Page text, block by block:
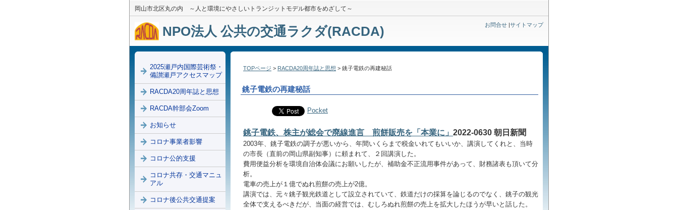
岡山市北区丸の内 ～人と環境にやさしいトランジットモデル都市をめざして～
NPO法人 公共の交通ラクダ(RACDA) お問合せ |サイトマップ
TOPページ > RACDA20周年誌と思想 > 銚子電鉄の再建秘話
銚子電鉄の再建秘話
Pocket
銚子電鉄、株主が総会で廃線進言 煎餅販売を「本業に」 2022-0630 朝日新聞
2003年、銚子電鉄の調子が悪いから、年間いくらまで税金いれてもいいか、講演してくれと、当時
の市長（直前の岡山県副知事）に頼まれて、２回講演した。
費用便益分析を環境自治体会議にお願いしたが、補助金不正流用事件があって、財務諸表も頂いて分
析。
電車の売上が１億でぬれ煎餅の売上が2億。
講演では、元々銚子観光鉄道として設立されていて、鉄道だけの採算を論じるのでなく、銚子の観光
全体で支えるべきだが、当面の経営では、むしろぬれ煎餅の売上を拡大したほうが早いと話した。
2025瀬戸内国際芸術祭・
備讃瀬戸アクセスマップ
RACDA20周年誌と思想
RACDA幹部会Zoom
お知らせ
コロナ事業者影響
コロナ公的支援
コロナ共存・交通マニュ
アル
コロナ後公共交通提案